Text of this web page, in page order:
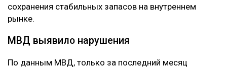
сохранения стабильных запасов на внутреннем
рынке.
МВД выявило нарушения
По данным МВД, только за последний месяц